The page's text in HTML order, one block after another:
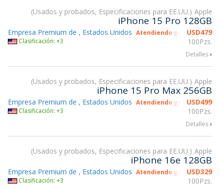
Usados y probados, Especificaciones para EE.UU. Apple
iPhone 15 Pro 128GB
USD479
100Pzs.
Empresa Premium de , Estados Unidos Atendiendo gsmX Hong
Clasificación: +3
Detalles
Usados y probados, Especificaciones para EE.UU. Apple
iPhone 15 Pro Max 256GB
USD499
100Pzs.
Empresa Premium de , Estados Unidos Atendiendo gsmX Hong
Clasificación: +3
Detalles
Usados y probados, Especificaciones para EE.UU. Apple
iPhone 16e 128GB
USD329
100Pzs.
Empresa Premium de , Estados Unidos Atendiendo gsmX Hong
Clasificación: +3